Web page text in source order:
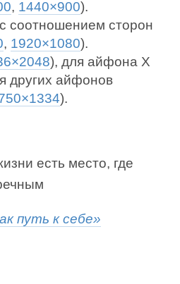
, 1440×900).
соотношением сторон
, 1920×1080).
), для айфона X
других айфонов
).
есть место, где
путь к себе»